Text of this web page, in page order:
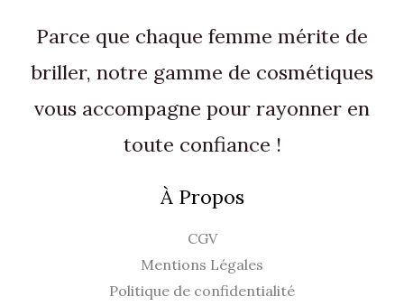
Parce que chaque femme mérite de
briller, notre gamme de cosmétiques
vous accompagne pour rayonner en
toute confiance !
À Propos
CGV
Mentions Légales
Politique de confidentialité